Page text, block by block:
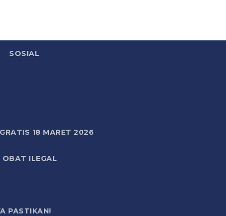
SOSIAL
18 MARET 2026
OBAT ILEGAL
PASTIKAN!